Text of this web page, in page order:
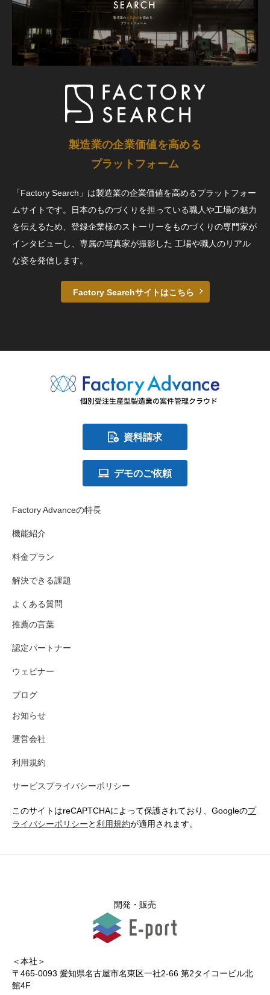
製造業の企業価値を高める
プラットフォーム
「Factory Search」は製造業の企業価値を高めるプラットフォー
ムサイトです。日本のものづくりを担っている職人や工場の魅力
を伝えるため、登録企業様のストーリーをものづくりの専門家が
インタビューし、専属の写真家が撮影した 工場や職人のリアル
な姿を発信します。
Factory Searchサイトはこちら
資料請求
デモのご依頼
Factory Advanceの特長
機能紹介
料金プラン
解決できる課題
よくある質問
推薦の言葉
認定パートナー
ウェビナー
ブログ
お知らせ
運営会社
利用規約
サービスプライバシーポリシー
このサイトはreCAPTCHAによって保護されており、Googleのプ
ライバシーポリシーと利用規約が適用されます。
開発・販売
＜本社＞
〒465-0093 愛知県名古屋市名東区一社2-66 第2タイコービル北
館4F